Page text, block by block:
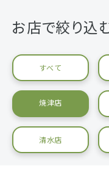
お店で絞り込
すべて
焼津店
清水店